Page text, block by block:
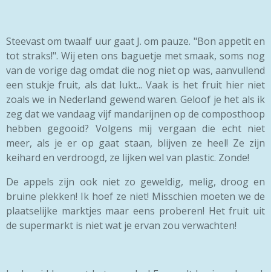
Steevast om twaalf uur gaat J. om pauze. "Bon appetit en
tot straks!". Wij eten ons baguetje met smaak, soms nog
van de vorige dag omdat die nog niet op was, aanvullend
een stukje fruit, als dat lukt... Vaak is het fruit hier niet
zoals we in Nederland gewend waren. Geloof je het als ik
zeg dat we vandaag vijf mandarijnen op de composthoop
hebben gegooid? Volgens mij vergaan die echt niet
meer, als je er op gaat staan, blijven ze heel! Ze zijn
keihard en verdroogd, ze lijken wel van plastic. Zonde!
De appels zijn ook niet zo geweldig, melig, droog en
bruine plekken! Ik hoef ze niet! Misschien moeten we de
plaatselijke marktjes maar eens proberen! Het fruit uit
de supermarkt is niet wat je ervan zou verwachten!